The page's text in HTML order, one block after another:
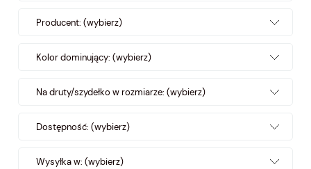
Producent: (wybierz)
Kolor dominujący: (wybierz)
Na druty/szydełko w rozmiarze: (wybierz)
Dostępność: (wybierz)
Wysyłka w: (wybierz)